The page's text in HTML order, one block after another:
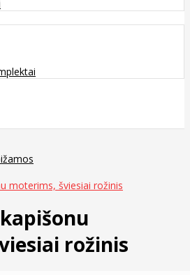
moterims, šviesiai rožinis
rožinis